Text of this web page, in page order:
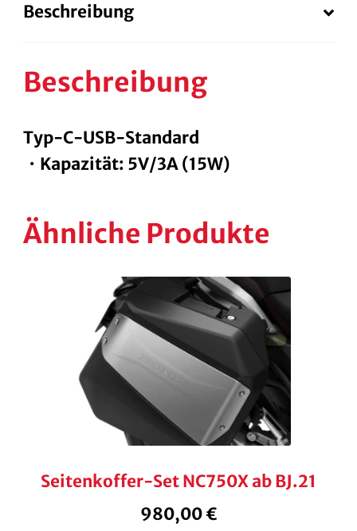
Beschreibung
Beschreibung
Typ-C-USB-Standard
・Kapazität: 5V/3A (15W)
Ähnliche Produkte
Seitenkoffer-Set NC750X ab BJ.21
980,00€